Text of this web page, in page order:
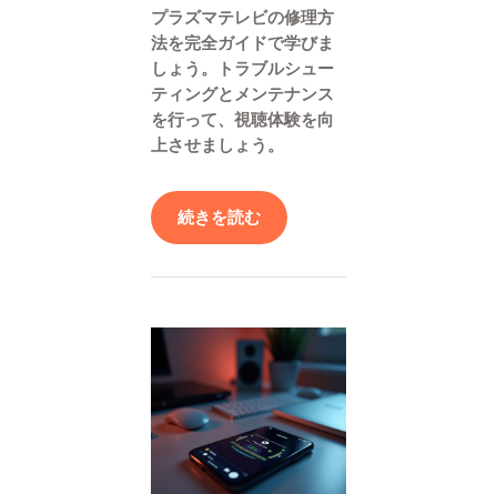
プラズマテレビの修理方
法を完全ガイドで学びま
しょう。トラブルシュー
ティングとメンテナンス
を行って、視聴体験を向
上させましょう。
続きを読む